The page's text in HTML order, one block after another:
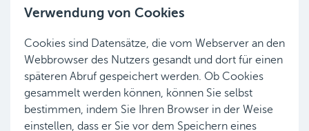
Verwendung von Cookies
Cookies sind Datensätze, die vom Webserver an den
Webbrowser des Nutzers gesandt und dort für einen
späteren Abruf gespeichert werden. Ob Cookies
gesammelt werden können, können Sie selbst
bestimmen, indem Sie Ihren Browser in der Weise
einstellen, dass er Sie vor dem Speichern eines